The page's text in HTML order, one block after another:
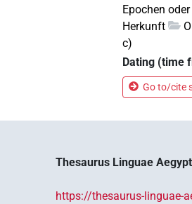
Epochen oder
Herkunft
c)
Dating (time
Go to/cite
Thesaurus Linguae
https://thesaurus-linguae-